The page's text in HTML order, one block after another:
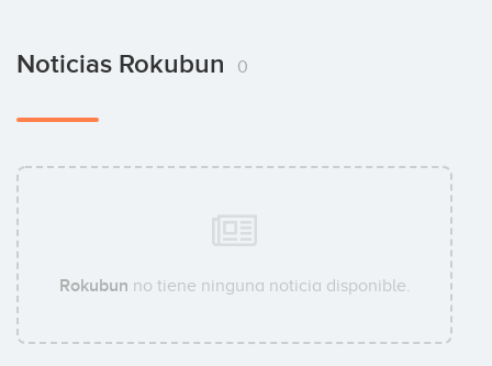
Noticias Rokubun 0
Rokubun no tiene ninguna noticia disponible.